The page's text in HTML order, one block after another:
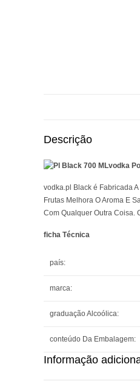
Descrição
vodka
vodka.pl Black é Fabricada
Frutas Melhora O Aroma E
Com Qualquer Outra Coisa.
ficha Técnica
país:
marca:
graduação Alcoólica:
conteúdo Da Embalagem:
Informação